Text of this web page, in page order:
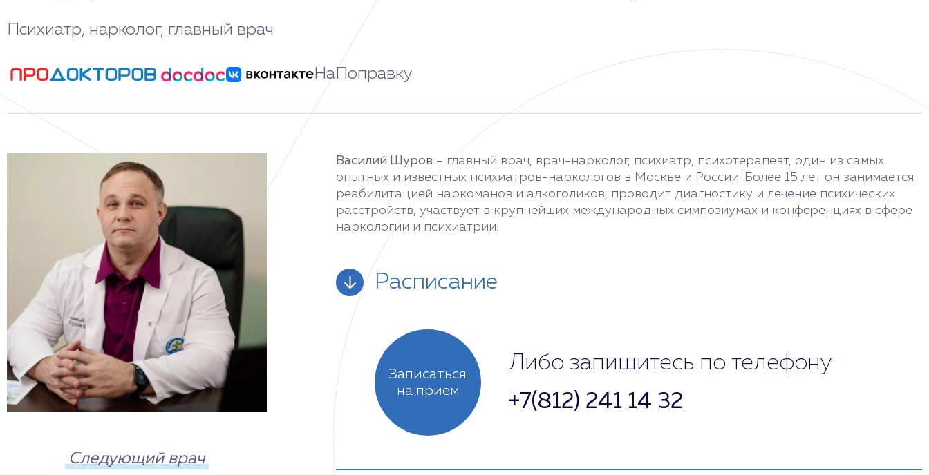
Психиатр, нарколог, главный врач
НаПоправку
Следующий врач
Василий Шуров – главный врач, врач-нарколог, психиатр, психотерапевт, один из самых
опытных и известных психиатров-наркологов в Москве и России. Более 15 лет он занимается
реабилитацией наркоманов и алкоголиков, проводит диагностику и лечение психических
расстройств, участвует в крупнейших международных симпозиумах и конференциях в сфере
наркологии и психиатрии.
Расписание
Понедельник
Вторник
Записаться
на прием
Либо запишитесь по телефону
+7(812) 241 14 32